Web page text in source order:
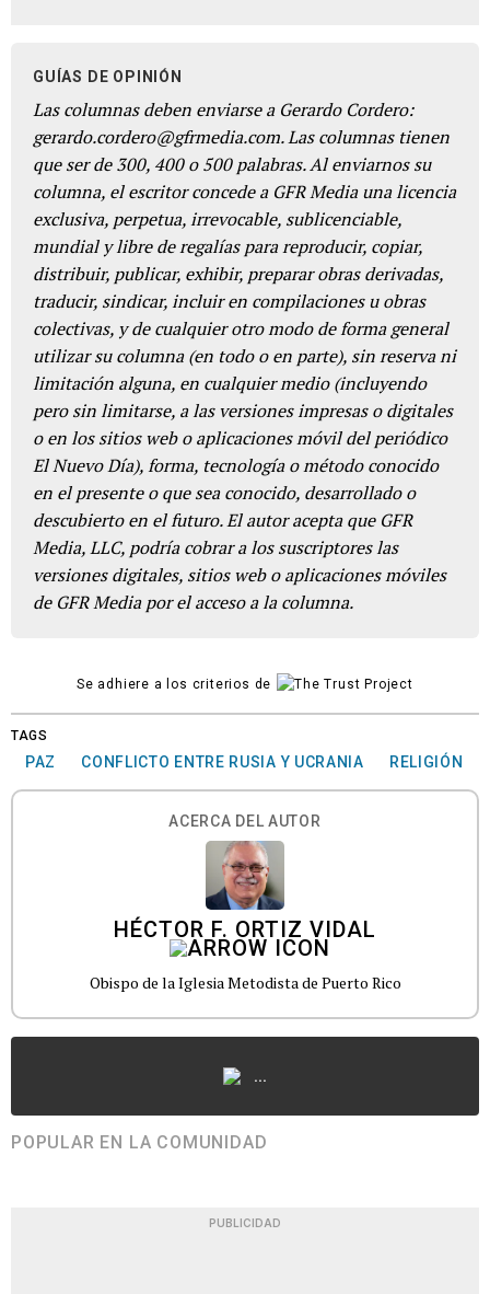
GUÍAS DE OPINIÓN
Las columnas deben enviarse a Gerardo Cordero:
gerardo.cordero@gfrmedia.com. Las columnas tienen
que ser de 300, 400 o 500 palabras. Al enviarnos su
columna, el escritor concede a GFR Media una licencia
exclusiva, perpetua, irrevocable, sublicenciable,
mundial y libre de regalías para reproducir, copiar,
distribuir, publicar, exhibir, preparar obras derivadas,
traducir, sindicar, incluir en compilaciones u obras
colectivas, y de cualquier otro modo de forma general
utilizar su columna (en todo o en parte), sin reserva ni
limitación alguna, en cualquier medio (incluyendo
pero sin limitarse, a las versiones impresas o digitales
o en los sitios web o aplicaciones móvil del periódico
El Nuevo Día), forma, tecnología o método conocido
en el presente o que sea conocido, desarrollado o
descubierto en el futuro. El autor acepta que GFR
Media, LLC, podría cobrar a los suscriptores las
versiones digitales, sitios web o aplicaciones móviles
de GFR Media por el acceso a la columna.
Se adhiere a los criterios de
TAGS
PAZ CONFLICTO ENTRE RUSIA Y UCRANIA RELIGIÓN
ACERCA DEL AUTOR
HÉCTOR F. ORTIZ VIDAL
Obispo de la Iglesia Metodista de Puerto Rico
...
POPULAR EN LA COMUNIDAD
PUBLICIDAD